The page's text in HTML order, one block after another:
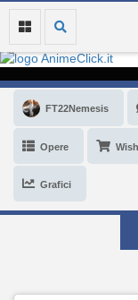
FT22Nemesis
Opere
Grafici